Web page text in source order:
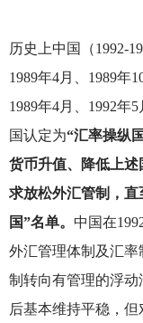
历史上中国（1992-
1989年4月、1989年
1989年4月、1992年
国认定为“汇率操纵
货币升值、降低上
求放松外汇管制，
国”名单。 中国在
外汇管理体制及汇
制转向有管理的浮
后基本维持平稳，但